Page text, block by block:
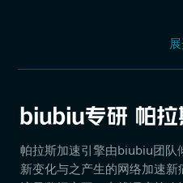
帕拉斯加速引擎由biubiu团队
新变化与之产生的网络加速新